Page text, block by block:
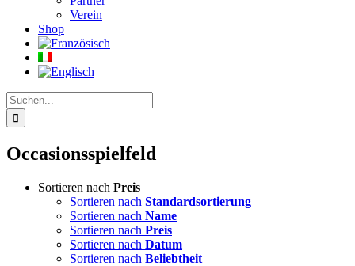
Verein
Shop
Suche
nach:
Occasionsspielfeld
Sortieren nach Preis
Sortieren nach Standardsortierung
Sortieren nach Name
Sortieren nach Preis
Sortieren nach Datum
Sortieren nach Beliebtheit